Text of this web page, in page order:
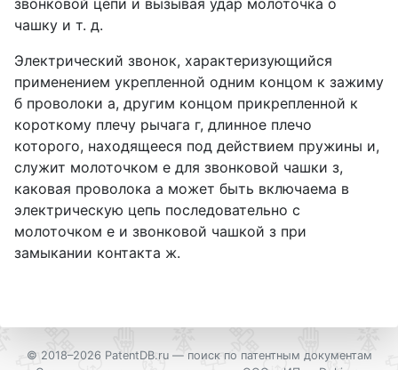
звонковой цепи и вызывая удар молоточка о
чашку и т. д.
Электрический звонок, характеризующийся
применением укрепленной одним концом к зажиму
б проволоки а, другим концом прикрепленной к
короткому плечу рычага г, длинное плечо
которого, находящееся под действием пружины и,
служит молоточком е для звонковой чашки з,
каковая проволока а может быть включаема в
электрическую цепь последовательно с
молоточком е и звонковой чашкой з при
замыкании контакта ж.
© 2018–2026 PatentDB.ru — поиск по патентным документам